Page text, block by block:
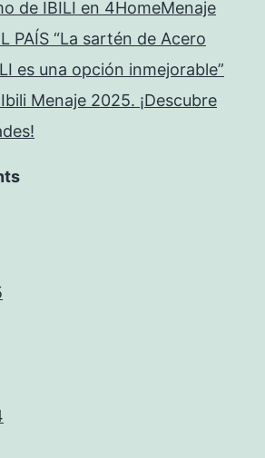
de IBILI en 4HomeMenaje
PAÍS “La sartén de Acero
es una opción inmejorable”
Menaje 2025. ¡Descubre